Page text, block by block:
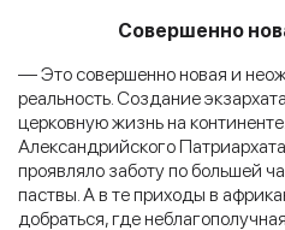
Совершенно
— Это совершенно новая и
реальность. Создание
церковную жизнь на
Александрийского
проявляло заботу по большей
паствы. А в те приходы в
добраться, где